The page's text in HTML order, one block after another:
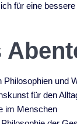
für eine
und
für den
im Menschen